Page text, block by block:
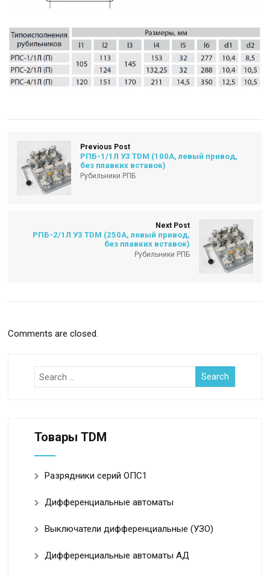
Previous Post
РПБ-1/1Л У3 TDM (100А, левый привод,
без плавких вставок)
Рубильники РПБ
Next Post
РПБ-2/1Л У3 TDM (250А, левый привод,
без плавких вставок)
Рубильники РПБ
Comments are closed.
Товары TDM
Разрядники серий ОПС1
Дифференциальные автоматы
Выключатели дифференциальные (УЗО)
Дифференциальные автоматы АД